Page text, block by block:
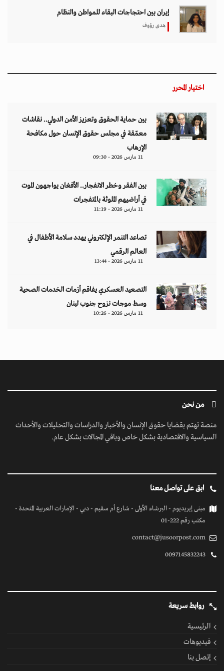
إيران بين احتجاجات البقاء للمواطن والنظام
هدى رؤوف
اختيار المحرر
بين حماية الحقوق وتعزيز الأمن الدولي.. نقاشات
معمّقة في مجلس حقوق الإنسان حول مكافحة
الإرهاب
11 مارس 2026 - 09:30
بين الفقر وخطر الانفجار.. الأفغان يواجهون الموت
في أراضيهم الملوثة بالمتفجرات
11 مارس 2026 - 11:19
تصاعد التنمر الإلكتروني يهدد سلامة الأطفال في
العالم الرقمي
11 مارس 2026 - 13:44
التصعيد العسكري يفاقم أزمات الخدمات الصحية
وسط موجات نزوح جنوب لبنان
11 مارس 2026 - 10:26
من نحن
منصة تهتم بقضايا حقوق الإنسان والأخبار والدراسات والتحليلات والأحداث
السياسية والاقتصادية بشكل خاص وباقي المجالات بشكل عام.
ابق على تواصل معنا
مبنى إيريديوم - البرشاء الأولى - شارع أم سقيم - دبي - الإمارات العربية المتحدة -
مكتب رقم 222-01
contact@jusoorpost.com
0097145832243
روابط سريعة
الرئيسية
فيديوهات
إتصل بنا